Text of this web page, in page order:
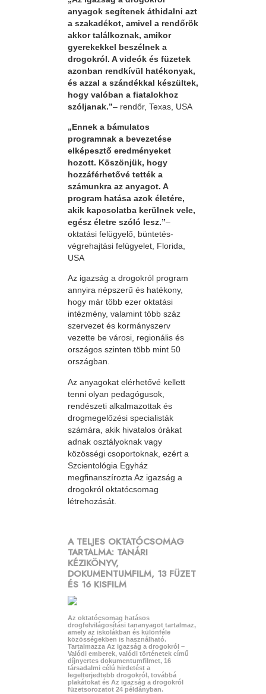
anyagok segítenek áthidalni azt
a szakadékot, amivel a rendőrök
akkor találkoznak, amikor
gyerekekkel beszélnek a
drogokról. A videók és füzetek
azonban rendkívül hatékonyak,
és azzal a szándékkal készültek,
hogy valóban a fiatalokhoz
szóljanak.”– rendőr, Texas, USA
„Ennek a bámulatos
programnak a bevezetése
elképesztő eredményeket
hozott. Köszönjük, hogy
hozzáférhetővé tették a
számunkra az anyagot. A
program hatása azok életére,
akik kapcsolatba kerülnek vele,
egész életre szóló lesz.”–
oktatási felügyelő, büntetés-
végrehajtási felügyelet, Florida,
USA
Az igazság a drogokról program
annyira népszerű és hatékony,
hogy már több ezer oktatási
intézmény, valamint több száz
szervezet és kormányszerv
vezette be városi, regionális és
országos szinten több mint 50
országban.
Az anyagokat elérhetővé kellett
tenni olyan pedagógusok,
rendészeti alkalmazottak és
drogmegelőzési specialisták
számára, akik hivatalos órákat
adnak osztályoknak vagy
közösségi csoportoknak, ezért a
Szcientológia Egyház
megfinanszírozta Az igazság a
drogokról oktatócsomag
létrehozását.
A TELJES OKTATÓCSOMAG
TARTALMA: TANÁRI
KÉZIKÖNYV,
DOKUMENTUMFILM, 13 FÜZET
ÉS 16 KISFILM
Az oktatócsomag hatásos
drogfelvilágosítási tananyagot tartalmaz,
amely az iskolákban és különféle
közösségekben is használható.
Tartalmazza Az igazság a drogokról –
Valódi emberek, valódi történetek című
díjnyertes dokumentumfilmet, 16
társadalmi célú hirdetést a
legelterjedtebb drogokról, továbbá
plakátokat és Az igazság a drogokról
füzetsorozatot 24 példányban.